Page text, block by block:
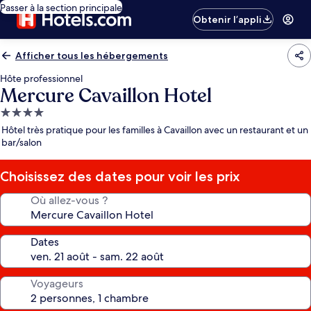
Passer à la section principale
Obtenir l’appli
Afficher tous les hébergements
Hôte professionnel
Mercure Cavaillon Hotel
Hébergement
4.0 étoiles
Hôtel très pratique pour les familles à Cavaillon avec un restaurant et un
bar/salon
Choisissez des dates pour voir les prix
Où allez-vous ?
Dates
Voyageurs